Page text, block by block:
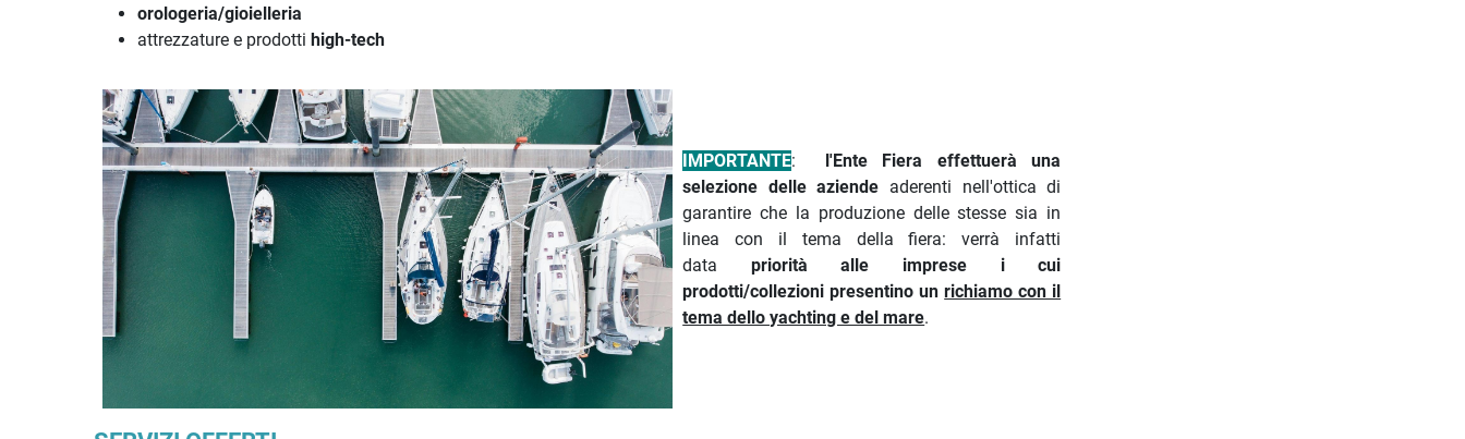
orologeria/gioielleria
attrezzature e prodotti high-tech
IMPORTANTE:
l'Ente Fiera effettuerà una
selezione delle aziende aderenti nell'ottica di
garantire che la produzione delle stesse sia in
linea con il tema della fiera: verrà infatti
data priorità alle imprese i cui
prodotti/collezioni presentino unrichiamo con il
tema dello yachting e del mare.